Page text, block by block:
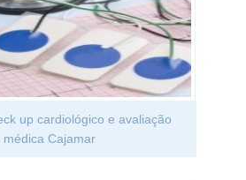
up cardiológico e avaliação
médica Cajamar